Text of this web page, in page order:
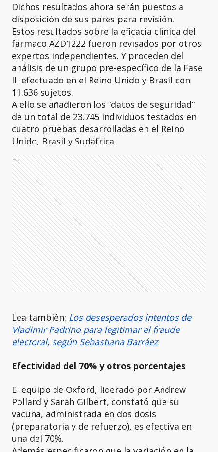
Dichos resultados ahora serán puestos a
disposición de sus pares para revisión.
Estos resultados sobre la eficacia clínica del
fármaco AZD1222 fueron revisados por otros
expertos independientes. Y proceden del
análisis de un grupo pre-específico de la Fase
III efectuado en el Reino Unido y Brasil con
11.636 sujetos.
A ello se añadieron los “datos de seguridad”
de un total de 23.745 individuos testados en
cuatro pruebas desarrolladas en el Reino
Unido, Brasil y Sudáfrica.
Ads
Lea también: Los desesperados intentos de
Vladimir Padrino para legitimar el fraude
electoral, según Sebastiana Barráez
Efectividad del 70% y otros porcentajes
El equipo de Oxford, liderado por Andrew
Pollard y Sarah Gilbert, constató que su
vacuna, administrada en dos dosis
(preparatoria y de refuerzo), es efectiva en
una del 70%.